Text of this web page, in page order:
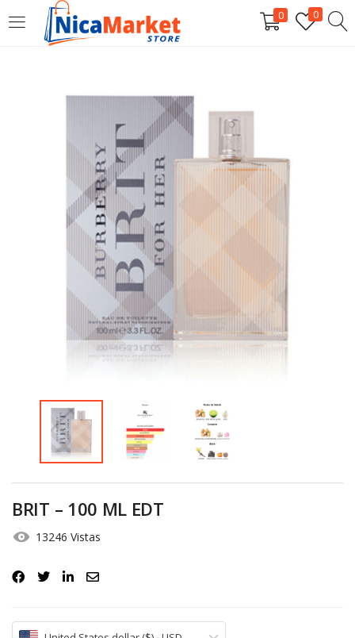
0 0
INICIAR SESIÓN
Introduzca su nombre de usuario y contraseña para iniciar
Por favor, introduce una respuesta en dígitos:
Recordarme
Olvidó la contraseña?
BRIT – 100 ML EDT
13246 Vistas